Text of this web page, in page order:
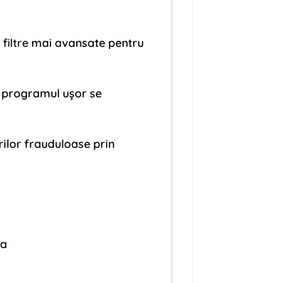
filtre mai avansate pentru
ușor se
frauduloase prin